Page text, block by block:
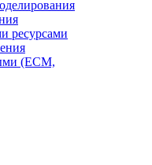
ресурсами
(ECM,